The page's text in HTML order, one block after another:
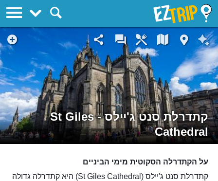
קתדרלת סנט ג'יילס - St Giles
Cathedral
על הקתדרלה הסקוטית מימי הביניים
קתדרלת סנט ג'יילס (St Giles Cathedral) היא קתדרלה גדולה
EZTrip